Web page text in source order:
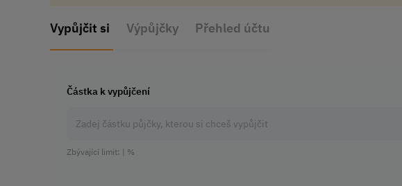
Vypůjčit si Výpůjčky Přehled účtu
Částka k vypůjčení
Zbývající limit: | %